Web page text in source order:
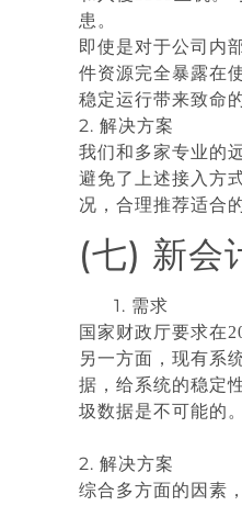
患。
即使是对于公司内
件资源完全暴露在
稳定运行带来致命
2. 解决方案
我们和多家专业的
避免了上述接入方
况，合理推荐适合
(七) 新会
1. 需求
国家财政厅要求在
另一方面，现有系
据，给系统的稳定
圾数据是不可能的。
2. 解决方案
综合多方面的因素